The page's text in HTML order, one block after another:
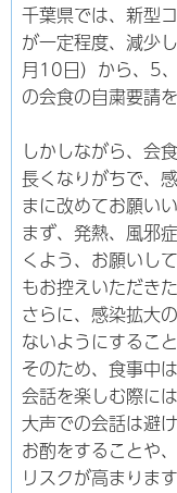
千葉県では、新型
が一定程度、減少
月10日）から、5
の会食の自粛要請
しかしながら、会
長くなりがちで、
まに改めてお願い
まず、発熱、風邪
くよう、お願いし
もお控えいただき
さらに、感染拡大
ないようにするこ
そのため、食事中
会話を楽しむ際に
大声での会話は避
お酌をすることや
リスクが高まりま